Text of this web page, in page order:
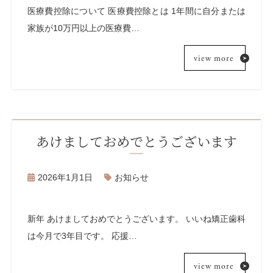
医療費控除について 医療費控除とは 1年間に自分または
家族が10万円以上の医療費…
view more
あけましておめでとうございます
2026年1月1日 お知らせ
新年 あけましておめでとうございます。 いいね矯正歯科
は今月で3年目です。 応援…
view more